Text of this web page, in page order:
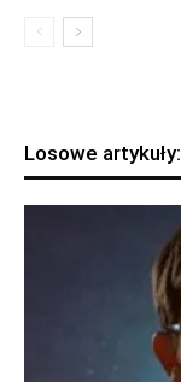
Losowe artykuły: